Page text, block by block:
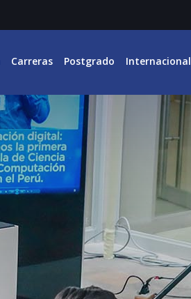
Carreras Postgrado Internacional